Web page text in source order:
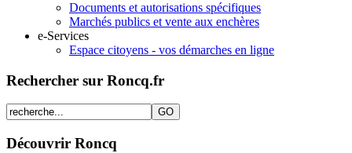
Documents et autorisations spécifiques
Marchés publics et vente aux enchères
e-Services
Espace citoyens - vos démarches en ligne
Rechercher sur Roncq.fr
Découvrir Roncq